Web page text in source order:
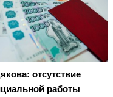
отсутствие
работы